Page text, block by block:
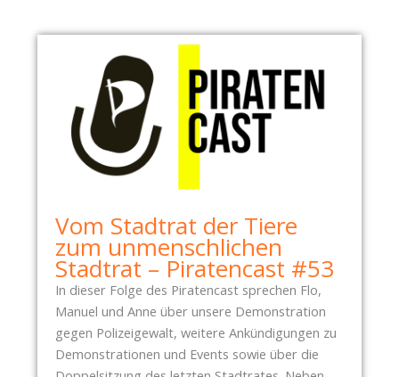
.
1
2
.
2
0
E
I
A
G
1
1
2
F
Vom Stadtrat der Tiere
zum unmenschlichen
Stadtrat – Piratencast #53
In dieser Folge des Piratencast sprechen Flo,
Manuel und Anne über unsere Demonstration
gegen Polizeigewalt, weitere Ankündigungen zu
Demonstrationen und Events sowie über die